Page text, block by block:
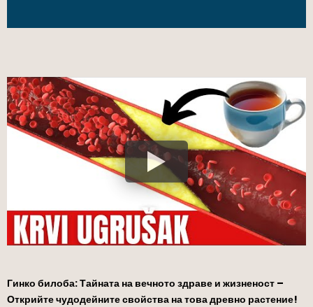
Гинко билоба: Тайната на вечното здраве и жизненост –
Открийте чудодейните свойства на това древно растение!